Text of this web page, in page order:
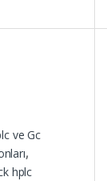
ve Gc
,
hplc